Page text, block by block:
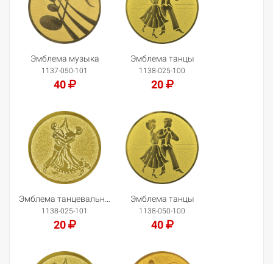
Эмблема музыка
1137-050-101
40
Добавить в корзину
Эмблема танцы
1138-025-100
20
Добавить в корзину
1138-025-101
20
Добавить в корзину
Эмблема танцы
1138-050-100
40
Добавить в корзину